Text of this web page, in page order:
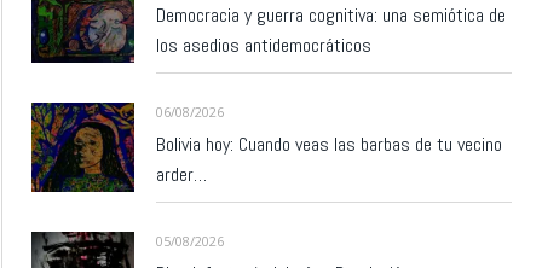
Democracia y guerra cognitiva: una semiótica de
los asedios antidemocráticos
06/08/2026
Bolivia hoy: Cuando veas las barbas de tu vecino
arder…
05/08/2026